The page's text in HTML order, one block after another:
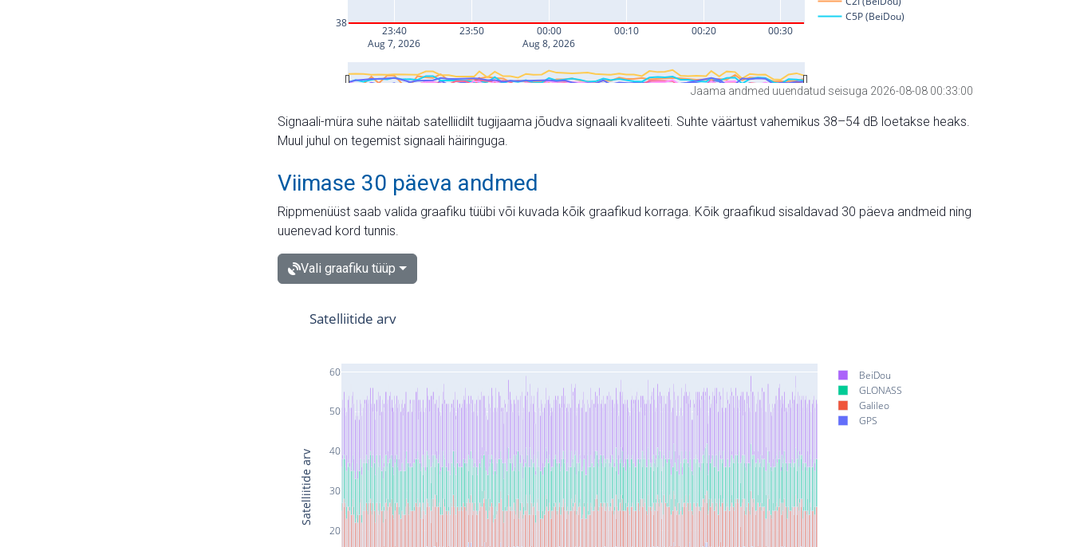
Jaama andmed uuendatud seisuga 2026-08-08 00:33:00
Signaali-müra suhe näitab satelliidilt tugijaama jõudva signaali kvaliteeti. Suhte väärtust vahemikus 38–54 dB loetakse heaks.
Muul juhul on tegemist signaali häiringuga.
Viimase 30 päeva andmed
Rippmenüüst saab valida graafiku tüübi või kuvada kõik graafikud korraga. Kõik graafikud sisaldavad 30 päeva andmeid ning
uuenevad kord tunnis.
Vali graafiku tüüp
20
30
40
50
60
BeiDou
GLONASS
Galileo
GPS
Satelliitide arv
Satelliitide arv